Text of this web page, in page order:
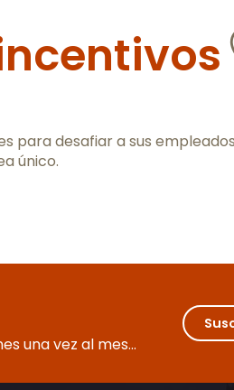
para desafiar a sus
único.
una vez al mes...